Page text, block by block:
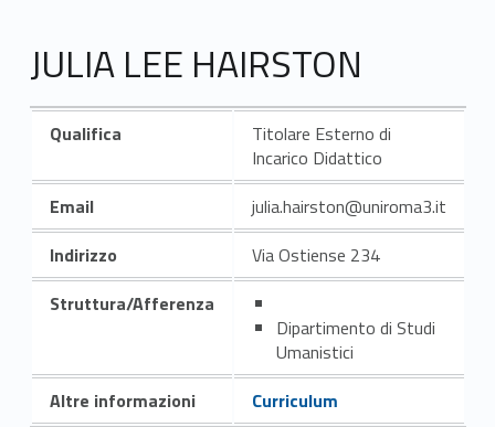
JULIA LEE HAIRSTON
Qualifica
Titolare Esterno di
Incarico Didattico
Email
julia.hairston@uniroma3.it
Indirizzo
Via Ostiense 234
Struttura/Afferenza
Dipartimento di Studi
Umanistici
Altre informazioni
Curriculum